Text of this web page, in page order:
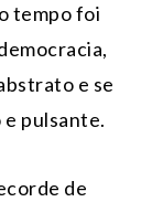
tempo foi
e se
pulsante.
de